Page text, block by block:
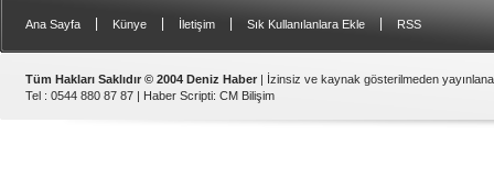
Ana Sayfa Künye İletişim Sık Kullanılanlara Ekle RSS
Tüm Hakları Saklıdır © 2004 Deniz Haber | İzinsiz ve kaynak gösterilmeden
Tel : 0544 880 87 87 | Haber Scripti: CM Bilişim